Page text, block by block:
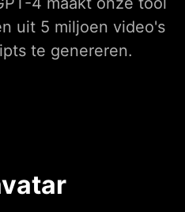
uit 5 miljoen video's
te genereren.